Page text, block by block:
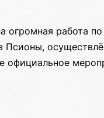
огромная работа
Псионы,
официальное